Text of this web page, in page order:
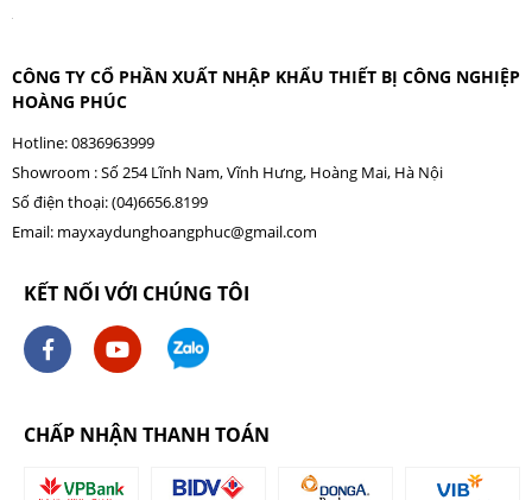
CÔNG TY CỔ PHẦN XUẤT NHẬP KHẨU THIẾT BỊ CÔNG NGHIỆP
HOÀNG PHÚC
Hotline: 0836963999
Showroom : Số 254 Lĩnh Nam, Vĩnh Hưng, Hoàng Mai, Hà Nội
Số điện thoại: (04)6656.8199
Email: mayxaydunghoangphuc@gmail.com
KẾT NỐI VỚI CHÚNG TÔI
CHẤP NHẬN THANH TOÁN